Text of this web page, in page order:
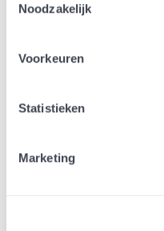
Noodzakelijk
Voorkeuren
Statistieken
Marketing
Specificatie